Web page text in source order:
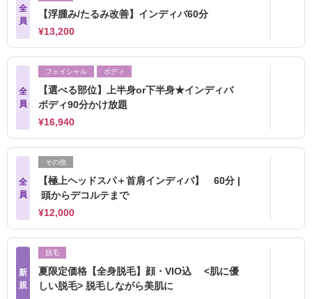
全
員
【浮腫み/たるみ改善】インディバ60分
¥13,200
全
員
フェイシャル ボディ
【選べる部位】上半身or下半身★インディバ
ボディ90分かけ放題
¥16,940
全
員
その他
【極上ヘッドスパ＋首肩インディバ】 60分 |
頭からデコルテまで
¥12,000
新
規
脱毛
夏限定価格【全身脱毛】顔・VIO込 <肌に優
しい脱毛> 脱毛しながら美肌に